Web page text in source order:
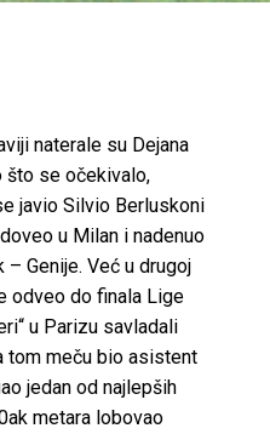
naterale su Dejana
što se očekivalo,
javio Silvio Berluskoni
u Milan i nadenuo
Genije. Već u drugoj
odveo do finala Lige
u Parizu savladali
tom meču bio asistent
jedan od najlepših
metara lobovao